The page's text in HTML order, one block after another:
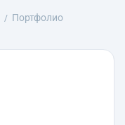
Портфолио